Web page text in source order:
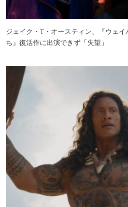
ジェイク・T・オースティン、『ウェ
ち』復活作に出演できず「失望」